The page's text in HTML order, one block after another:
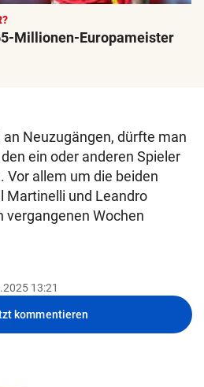
Millionen-Europameister
Neuzugängen, dürfte man
ein oder anderen Spieler
Vor allem um die beiden
Martinelli und Leandro
vergangenen Wochen
13:21
kommentieren